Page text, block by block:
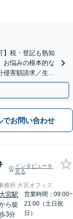
】税・登記も熟知
お悩みの根本的な
侵害額請求／生前
でお問い合わせ
インタビューを
見る
務所 大宮オフィス
大宮駅
ら徒
3分
営業時間：09:00~
21:00（土日祝
日）